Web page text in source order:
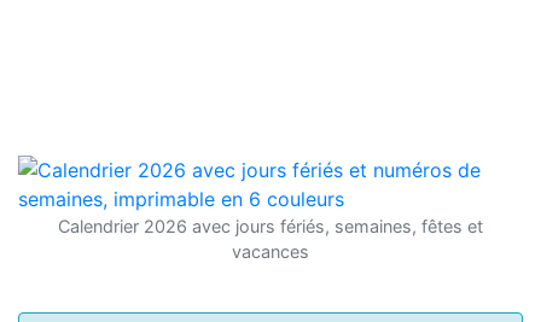
Calendrier 2026 avec jours fériés, semaines, fêtes et
vacances